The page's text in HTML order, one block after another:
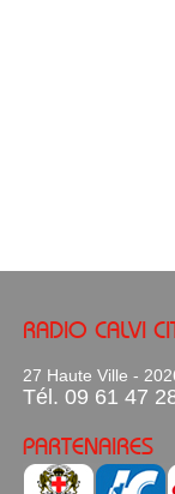
RADIO CALVI
27 Haute Ville -
Tél. 09 61 47
PARTENAIRES